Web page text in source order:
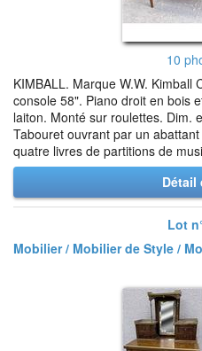
10
KIMBALL. Marque W.W. Kimball
console 58". Piano droit en bois
laiton. Monté sur roulettes. Dim.
Tabouret ouvrant par un
quatre livres de partitions de
Détail
Lot
Mobilier / Mobilier de Style /